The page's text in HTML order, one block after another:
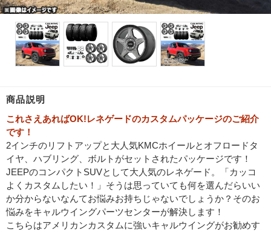
商品説明
これさえあればOK!レネゲードのカスタムパッケージのご紹介
です！
2インチのリフトアップと大人気KMCホイールとオフロードタ
イヤ、ハブリング、ボルトがセットされたパッケージです！
JEEPのコンパクトSUVとして大人気のレネゲード。「カッコ
よくカスタムしたい！」そうは思っていても何を選んだらいい
か分からないなんてお悩みお持ちじゃないでしょうか？そのお
悩みをキャルウイングパーツセンターが解決します！
こちらはアメリカンカスタムに強いキャルウイングがお勧めす